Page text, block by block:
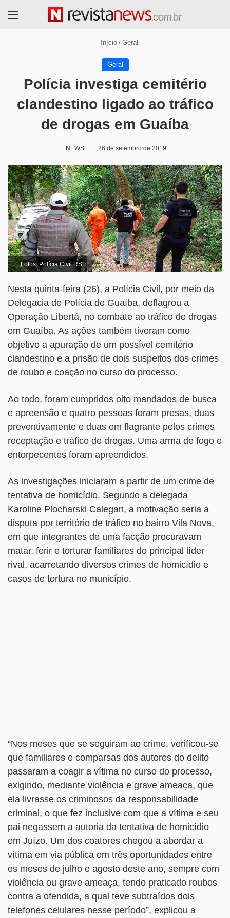
Início / Geral
Geral
Polícia investiga cemitério
clandestino ligado ao tráfico
de drogas em Guaíba
NEWS 26 de setembro de 2019
Fotos: Polícia Civil RS
Nesta quinta-feira (26), a Polícia Civil, por meio da
Delegacia de Polícia de Guaíba, deflagrou a
Operação Libertá, no combate ao tráfico de drogas
em Guaíba. As ações também tiveram como
objetivo a apuração de um possível cemitério
clandestino e a prisão de dois suspeitos dos crimes
de roubo e coação no curso do processo.
Ao todo, foram cumpridos oito mandados de busca
e apreensão e quatro pessoas foram presas, duas
preventivamente e duas em flagrante pelos crimes
receptação e tráfico de drogas. Uma arma de fogo e
entorpecentes foram apreendidos.
As investigações iniciaram a partir de um crime de
tentativa de homicídio. Segundo a delegada
Karoline Plocharski Calegari, a motivação seria a
disputa por território de tráfico no bairro Vila Nova,
em que integrantes de uma facção procuravam
matar, ferir e torturar familiares do principal líder
rival, acarretando diversos crimes de homicídio e
casos de tortura no município.
“Nos meses que se seguiram ao crime, verificou-se
que familiares e comparsas dos autores do delito
passaram a coagir a vítima no curso do processo,
exigindo, mediante violência e grave ameaça, que
ela livrasse os criminosos da responsabilidade
criminal, o que fez inclusive com que a vítima e seu
pai negassem a autoria da tentativa de homicídio
em Juízo. Um dos coatores chegou a abordar a
vítima em via pública em três oportunidades entre
os meses de julho e agosto deste ano, sempre com
violência ou grave ameaça, tendo praticado roubos
contra a ofendida, a qual teve subtraídos dois
telefones celulares nesse período”, explicou a